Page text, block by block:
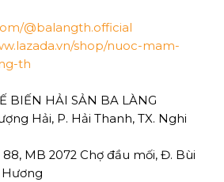
@balangth.official
shop/nuoc-mam-
th
BIẾN HẢI SẢN BA LÀNG
Hải, P. Hải Thanh, TX. Nghi
MB 2072 Chợ đầu mối, Đ. Bùi